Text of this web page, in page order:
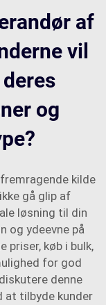
af
vil
og
kilde
gå glip af
løsning til din
og ydeevne på
priser, køb i bulk,
for god
denne
at tilbyde kunder